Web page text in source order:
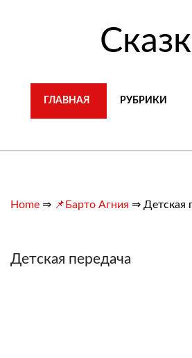
ГЛАВНАЯ РУБРИКИ
Home ⇒ 📌Барто Агния ⇒ Детская
Детская передача